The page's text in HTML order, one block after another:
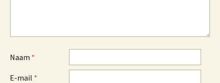
Naam *
E-mail *